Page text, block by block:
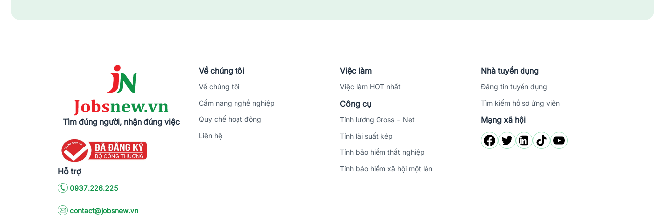
tin rằng bước đầu tiên trong tìm kiếm cơ hội việc làm là tạo ra được một CV độc đáo, ấn tượng cho các nhà tuyển dụng. Đừng bỏ lỡ cơ hội tốt này!
Tìm đúng người, nhận đúng việc
Hỗ trợ
0937.226.225
contact@jobsnew.vn
Về chúng tôi
Về chúng tôi
Cẩm nang nghề nghiệp
Quy chế hoạt động
Liên hệ
Việc làm
Việc làm HOT nhất
Công cụ
Tính lương Gross - Net
Tính lãi suất kép
Tính bảo hiểm thất nghiệp
Tính bảo hiểm xã hội một lần
Nhà tuyển dụng
Đăng tin tuyển dụng
Tìm kiếm hồ sơ ứng viên
Mạng xã hội